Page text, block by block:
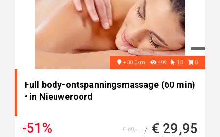
+30.0km 499 13 0
Full body-ontspanningsmassage (60 min)
• in Nieuweroord
-51% +/- € 29,95
€ 60,-